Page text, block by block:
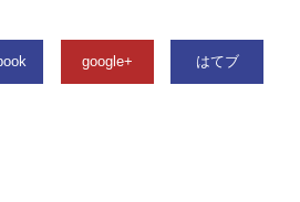
google+ はてブ